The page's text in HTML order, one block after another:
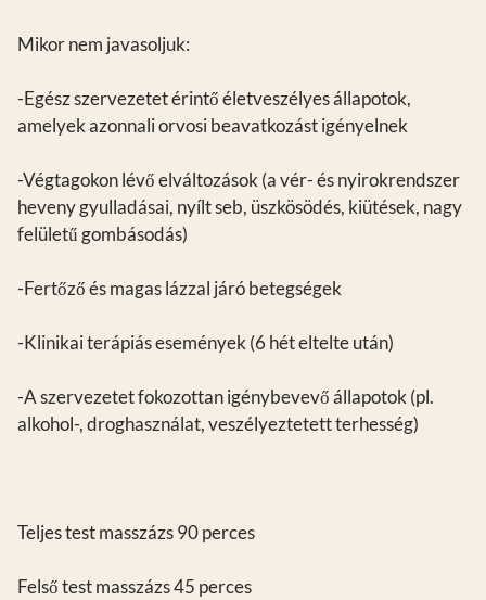
Mikor nem javasoljuk:
-Egész szervezetet érintő életveszélyes állapotok,
amelyek azonnali orvosi beavatkozást igényelnek
-Végtagokon lévő elváltozások (a vér- és nyirokrendszer
heveny gyulladásai, nyílt seb, üszkösödés, kiütések, nagy
felületű gombásodás)
-Fertőző és magas lázzal járó betegségek
-Klinikai terápiás események (6 hét eltelte után)
-A szervezetet fokozottan igénybevevő állapotok (pl.
alkohol-, droghasználat, veszélyeztetett terhesség)
Teljes test masszázs 90 perces
Felső test masszázs 45 perces